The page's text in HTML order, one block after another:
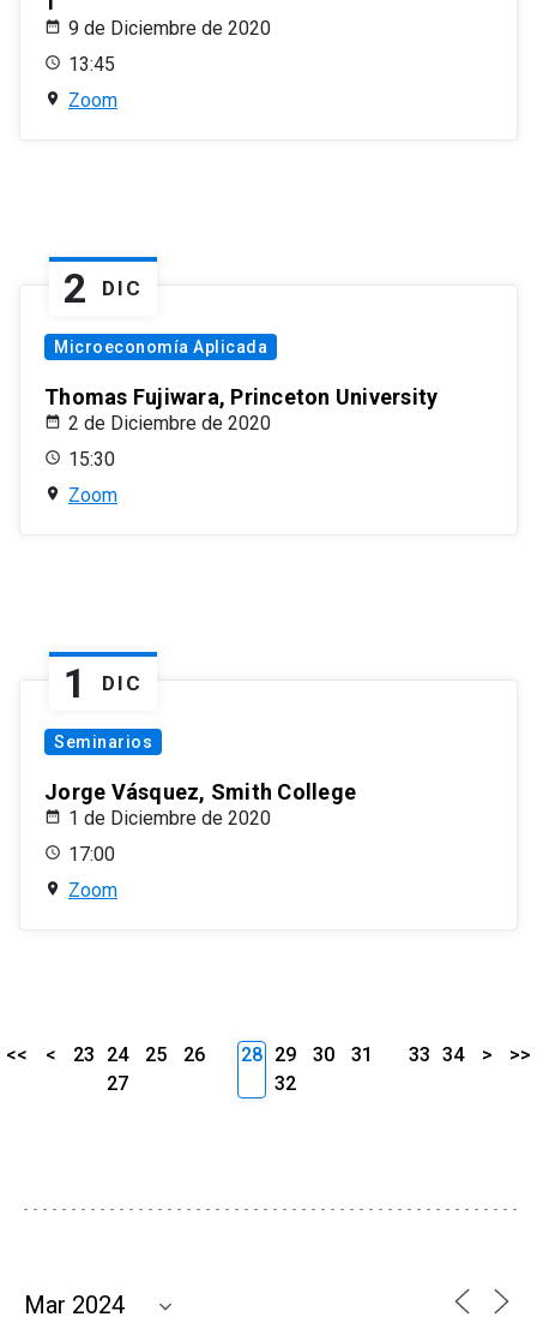
9 de Diciembre de 2020
13:45
Zoom
2 DIC
Microeconomía Aplicada
Thomas Fujiwara, Princeton University
2 de Diciembre de 2020
15:30
Zoom
1 DIC
Seminarios
Jorge Vásquez, Smith College
1 de Diciembre de 2020
17:00
Zoom
<< < 23 24 25
26
27
28 29 30
31
32
33 34 > >>